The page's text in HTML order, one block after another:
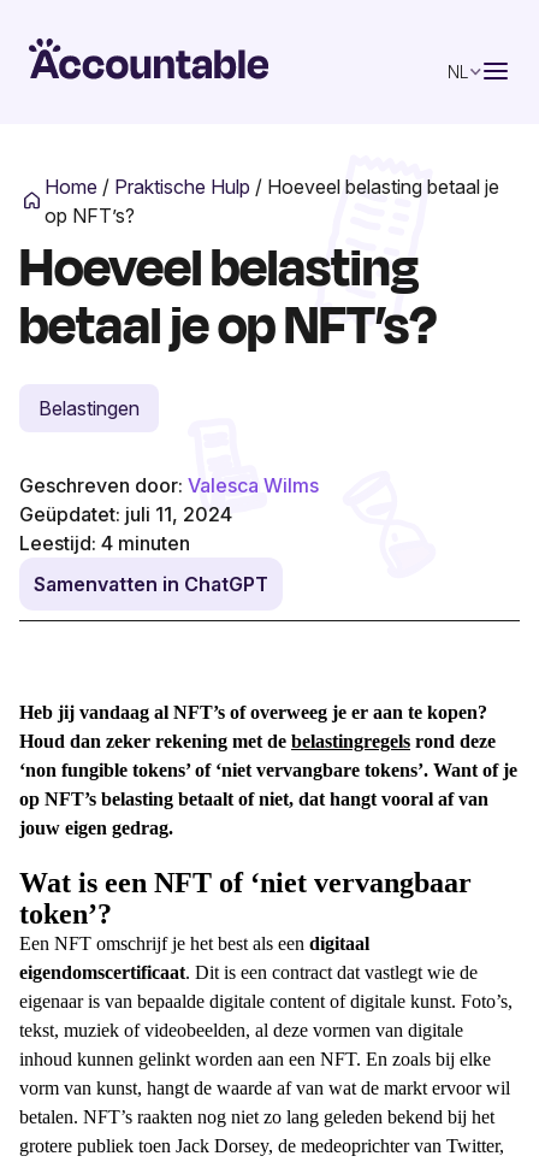
NL
Home / Praktische Hulp / Hoeveel belasting betaal je
op NFT’s?
Hoeveel belasting
betaal je op NFT’s?
Belastingen
Geschreven door: Valesca Wilms
Geüpdatet: juli 11, 2024
Leestijd: 4 minuten
Samenvatten in ChatGPT
Heb jij vandaag al NFT’s of overweeg je er aan te kopen?
Houd dan zeker rekening met de belastingregels rond deze
‘non fungible tokens’ of ‘niet vervangbare tokens’. Want of je
op NFT’s belasting betaalt of niet, dat hangt vooral af van
jouw eigen gedrag.
Wat is een NFT of ‘niet vervangbaar
token’?
Een NFT omschrijf je het best als een digitaal
eigendomscertificaat. Dit is een contract dat vastlegt wie de
eigenaar is van bepaalde digitale content of digitale kunst. Foto’s,
tekst, muziek of videobeelden, al deze vormen van digitale
inhoud kunnen gelinkt worden aan een NFT. En zoals bij elke
vorm van kunst, hangt de waarde af van wat de markt ervoor wil
betalen. NFT’s raakten nog niet zo lang geleden bekend bij het
grotere publiek toen Jack Dorsey, de medeoprichter van Twitter,